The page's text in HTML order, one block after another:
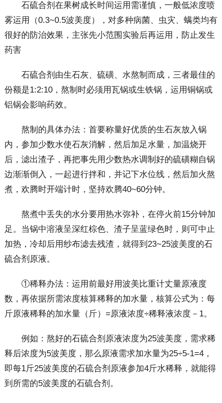
石硫合剂在果树成长时间运用需谨慎，一般低浓度喷
雾运用（0.3~0.5波美度），对多种病菌、虫灾、螨类均有
很好的防治效果，主张先小范围实验后再运用，防止发生
药害
石硫合剂由生石灰、硫磺、水熬制而成，三者最佳的
份额是1:2:10，熬制时必须用瓦锅或生铁锅，运用铜锅或
铝锅会影响药效。
熬制的具体办法：首要称量好优质的生石灰放入锅
内，参加少数水使石灰消解，然后加足水量，加温烧开
后，滤出渣子，再把事先用少数热水调制好的硫磺糊自锅
边渐渐倒入，一起进行拌和，并记下水位线，然后加火熬
煮，欢腾时开端计时，坚持欢腾40~60分钟。
熬煮中丢失的水分要用热水弥补，在停火前15分钟加
足。当锅中溶液呈深红棕色、渣子呈蓝绿色时，则可中止
加热，冷却后用纱布滤去残渣，就得到23~25波美度的石
硫合剂原液。
①稀释办法：运用前最好用波美比重计丈量原液度
数，再依据所需浓度核算稀释的加水量，核算公式为：每
斤原液稀释的加水量（斤）=原液浓度÷稀释液浓度－1。
例如：熬好的石硫合剂原液浓度为25波美度，需求稀
释后浓度为5波美度，那么原液需求加水量为25÷5-1=4，
即每1斤25波美度的石硫合剂原液参加4斤水稀释，就能得
到所需的5波美度的石硫合剂。